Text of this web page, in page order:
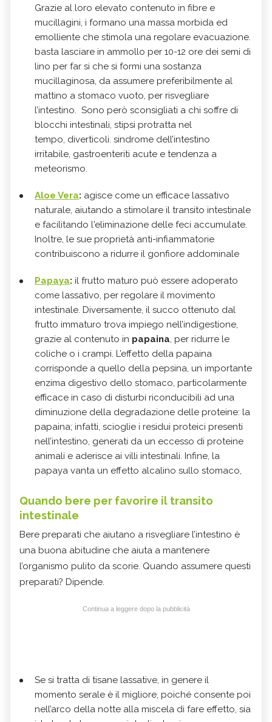
Grazie al loro elevato contenuto in fibre e
mucillagini, i formano una massa morbida ed
emolliente che stimola una regolare evacuazione.
basta lasciare in ammollo per 10-12 ore dei semi di
lino per far si che si formi una sostanza
mucillaginosa, da assumere preferibilmente al
mattino a stomaco vuoto, per risvegliare
l’intestino. Sono però sconsigliati a chi soffre di
blocchi intestinali, stipsi protratta nel
tempo, diverticoli. sindrome dell’intestino
irritabile, gastroenteriti acute e tendenza a
meteorismo.
Aloe Vera: agisce come un efficace lassativo
naturale, aiutando a stimolare il transito intestinale
e facilitando l'eliminazione delle feci accumulate.
Inoltre, le sue proprietà anti-infiammatorie
contribuiscono a ridurre il gonfiore addominale
Papaya: il frutto maturo può essere adoperato
come lassativo, per regolare il movimento
intestinale. Diversamente, il succo ottenuto dal
frutto immaturo trova impiego nell’indigestione,
grazie al contenuto in papaina, per ridurre le
coliche o i crampi. L’effetto della papaina
corrisponde a quello della pepsina, un importante
enzima digestivo dello stomaco, particolarmente
efficace in caso di disturbi riconducibili ad una
diminuzione della degradazione delle proteine: la
papaina; infatti, scioglie i residui proteici presenti
nell’intestino, generati da un eccesso di proteine
animali e aderisce ai villi intestinali. Infine, la
papaya vanta un effetto alcalino sullo stomaco,
Quando bere per favorire il transito
intestinale
Bere preparati che aiutano a risvegliare l’intestino è
una buona abitudine che aiuta a mantenere
l’organismo pulito da scorie. Quando assumere questi
preparati? Dipende.
Continua a leggere dopo la pubblicità
Se si tratta di tisane lassative, in genere il
momento serale è il migliore, poiché consente poi
nell’arco della notte alla miscela di fare effetto, sia